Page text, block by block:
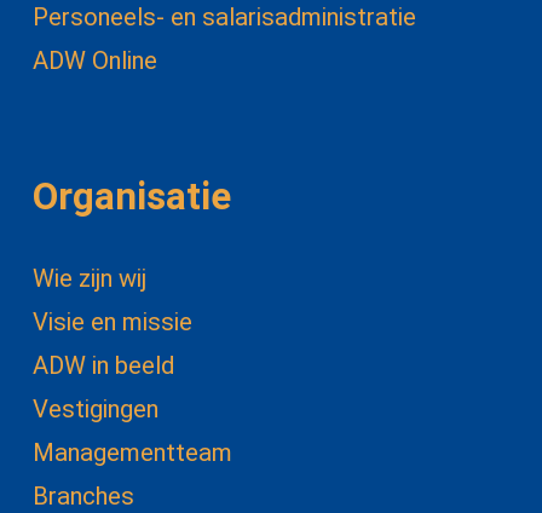
Personeels- en salarisadministratie
ADW Online
Organisatie
Wie zijn wij
Visie en missie
ADW in beeld
Vestigingen
Managementteam
Branches